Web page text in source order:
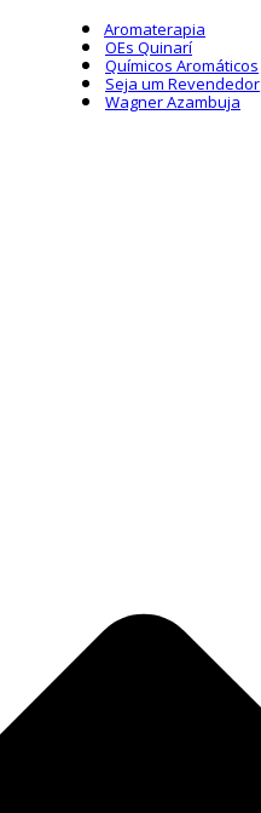
Aromaterapia
OEs Quinarí
Químicos Aromáticos
Seja um Revendedor
Wagner Azambuja